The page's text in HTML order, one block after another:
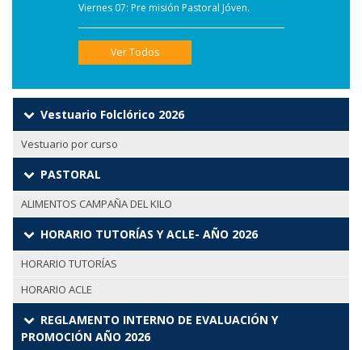
Viernes 07: Pre misión Pastoral Jóven.
Ver Todos
Vestuario Folclórico 2026
Vestuario por curso
PASTORAL
ALIMENTOS CAMPAÑA DEL KILO
HORARIO TUTORÍAS Y ACLE- AÑO 2026
HORARIO TUTORÍAS
HORARIO ACLE
REGLAMENTO INTERNO DE EVALUACIÓN Y
PROMOCIÓN AÑO 2026